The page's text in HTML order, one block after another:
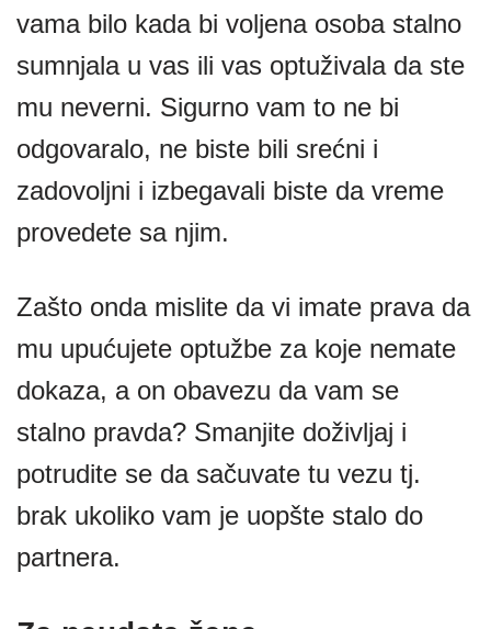
vama bilo kada bi voljena osoba stalno
sumnjala u vas ili vas optuživala da ste
mu neverni. Sigurno vam to ne bi
odgovaralo, ne biste bili srećni i
zadovoljni i izbegavali biste da vreme
provedete sa njim.
Zašto onda mislite da vi imate prava da
mu upućujete optužbe za koje nemate
dokaza, a on obavezu da vam se
stalno pravda? Smanjite doživljaj i
potrudite se da sačuvate tu vezu tj.
brak ukoliko vam je uopšte stalo do
partnera.